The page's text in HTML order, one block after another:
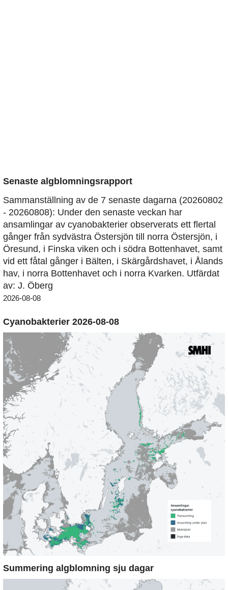
Senaste algblomningsrapport
Sammanställning av de 7 senaste dagarna (20260802
- 20260808): Under den senaste veckan har
ansamlingar av cyanobakterier observerats ett flertal
gånger från sydvästra Östersjön till norra Östersjön, i
Öresund, i Finska viken och i södra Bottenhavet, samt
vid ett fåtal gånger i Bälten, i Skärgårdshavet, i Ålands
hav, i norra Bottenhavet och i norra Kvarken. Utfärdat
av: J. Öberg
2026-08-08
Cyanobakterier 2026-08-08
Summering algblomning sju dagar